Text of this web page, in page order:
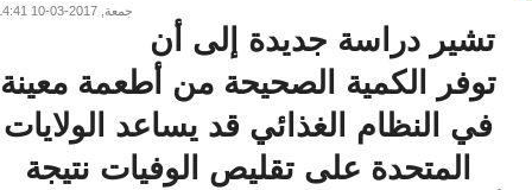
جمعة, 2017-03-10 14:41
تشير دراسة جديدة إلى أن
توفر الكمية الصحيحة من أطعمة معينة
في النظام الغذائي قد يساعد الولايات
المتحدة على تقليص الوفيات نتيجة